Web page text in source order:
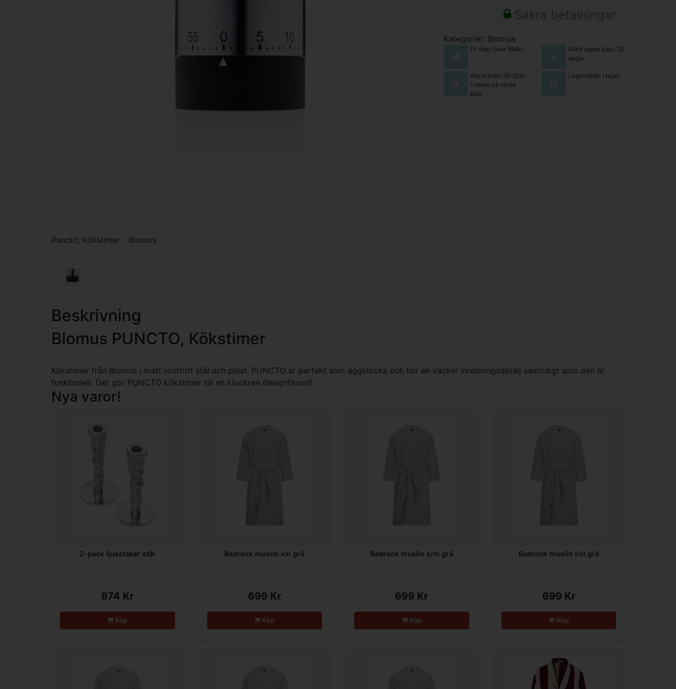
Puncto, kökstimer - Blomus
Säkra betalningar
Kategorier: Blomus
Fri frakt över 999kr
Alltid öppet köp i 30
dagar
Alla kunder får 50kr
i rabatt på nästa
köp!
Lagersaldo: I lager
Beskrivning
Blomus PUNCTO, Kökstimer
Kökstimer från Blomus i matt rostfritt stål och plast. PUNCTO är perfekt som äggklocka och blir en vacker inredningsdetalj samtidigt som den är
funktionell. Det gör PUNCTO kökstimer till en klockren designfavorit.
Nya varor!
2-pack ljusstakar stål
874 Kr
Köp
Badrock muslin xxl grå
699 Kr
Köp
Badrock muslin s/m grå
699 Kr
Köp
Badrock muslin l/xl grå
699 Kr
Köp